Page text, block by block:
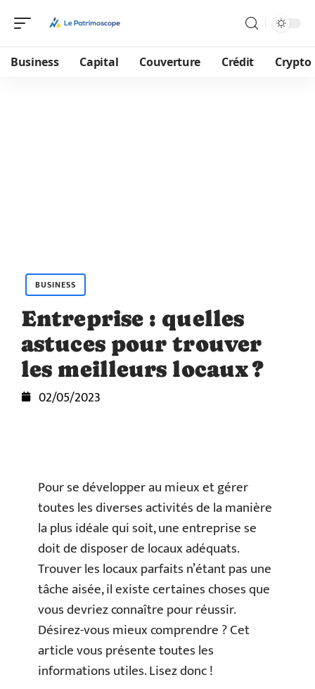
Business Capital Couverture Crédit Crypto
BUSINESS
Entreprise : quelles
astuces pour trouver
les meilleurs locaux ?
02/05/2023
Pour se développer au mieux et gérer
toutes les diverses activités de la manière
la plus idéale qui soit, une entreprise se
doit de disposer de locaux adéquats.
Trouver les locaux parfaits n’étant pas une
tâche aisée, il existe certaines choses que
vous devriez connaître pour réussir.
Désirez-vous mieux comprendre ? Cet
article vous présente toutes les
informations utiles. Lisez donc !